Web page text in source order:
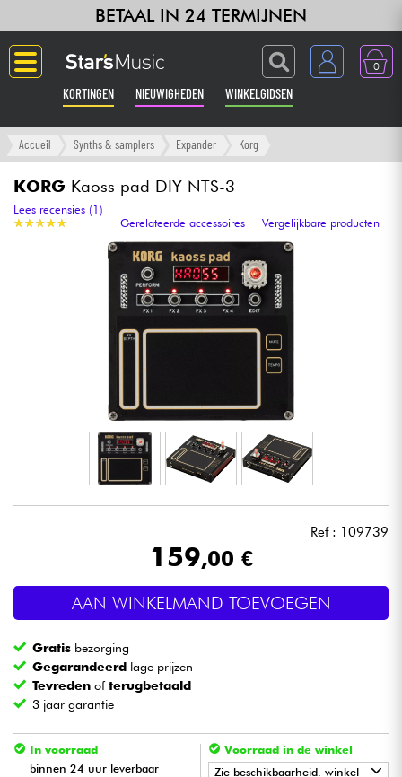
BETAAL IN 24 TERMIJNEN
0
KORTINGEN NIEUWIGHEDEN WINKELGIDSEN
Langue
Gitaar & Bas
Versterker & Effecten
Toetsenbord & Piano
Synths & samplers
Hoofdtelefoon
Microfoon
Licht
Drums & percussie
Blaasinstrument
Viool & Quatuor
Accueil Synths & samplers Expander Korg
KORG Kaoss pad DIY NTS-3
★★★★★
★★★★★
Lees recensies (1)
Gerelateerde accessoires
Vergelijkbare producten
Ref : 109739
159,00 €
AAN WINKELMAND TOEVOEGEN
Gratis bezorging
Gegarandeerd lage prijzen
Tevreden ofterugbetaald
3 jaar garantie
In voorraad
binnen 24 uur leverbaar
Voorraad in de winkel
Zie beschikbaarheid. winkel